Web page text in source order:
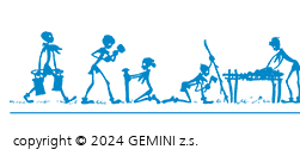
copyright © 2024 GEMINI z.s.